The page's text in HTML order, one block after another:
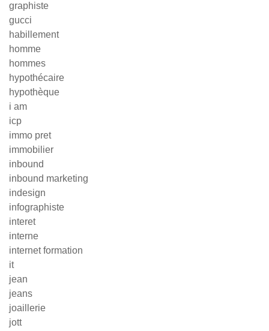
graphiste
gucci
habillement
homme
hommes
hypothécaire
hypothèque
i am
icp
immo pret
immobilier
inbound
inbound marketing
indesign
infographiste
interet
interne
internet formation
it
jean
jeans
joaillerie
jott